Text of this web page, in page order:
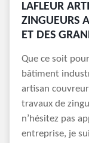
LAFLEUR
ZINGUEURS
ET DES
Que ce soit
bâtiment
artisan
travaux de
n’hésitez pas
entreprise, je